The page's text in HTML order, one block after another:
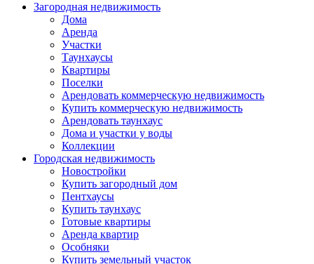
Загородная недвижимость
Дома
Аренда
Участки
Таунхаусы
Квартиры
Поселки
Арендовать коммерческую недвижимость
Купить коммерческую недвижимость
Арендовать таунхаус
Дома и участки у воды
Коллекции
Городская недвижимость
Новостройки
Купить загородный дом
Пентхаусы
Купить таунхаус
Готовые квартиры
Аренда квартир
Особняки
Купить земельный участок